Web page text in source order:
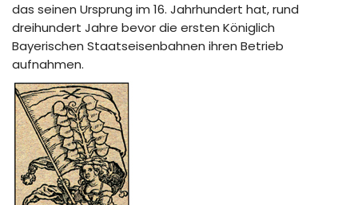
das seinen Ursprung im 16. Jahrhundert hat, rund
dreihundert Jahre bevor die ersten Königlich
Bayerischen Staatseisenbahnen ihren Betrieb
aufnahmen.